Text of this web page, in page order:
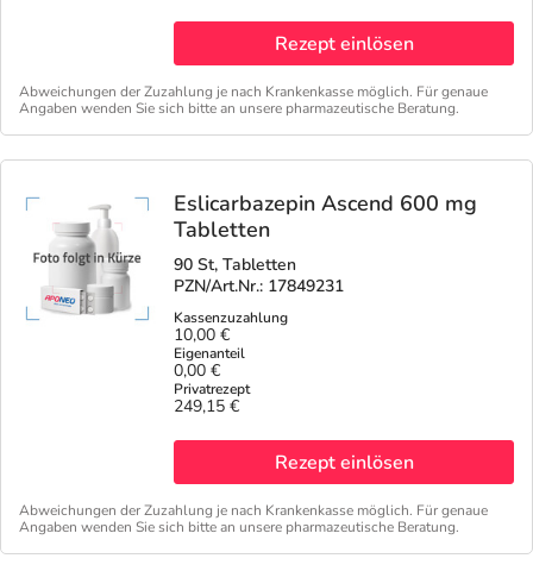
Sport & Fitness
Tierapotheke
Vitamine & Mineralstoffe
Marken
Täglich gut versorgt
Refluthin, Lasea & Carmenthin Deals
Salus Deals
Rezept einlösen
Abweichungen der Zuzahlung je nach Krankenkasse möglich. Für genaue
Angaben wenden Sie sich bitte an unsere pharmazeutische Beratung.
Eslicarbazepin Ascend 600 mg
Tabletten
90 St, Tabletten
PZN/Art.Nr.: 17849231
10,00 €
0,00 €
249,15 €
Rezept einlösen
Abweichungen der Zuzahlung je nach Krankenkasse möglich. Für genaue
Angaben wenden Sie sich bitte an unsere pharmazeutische Beratung.